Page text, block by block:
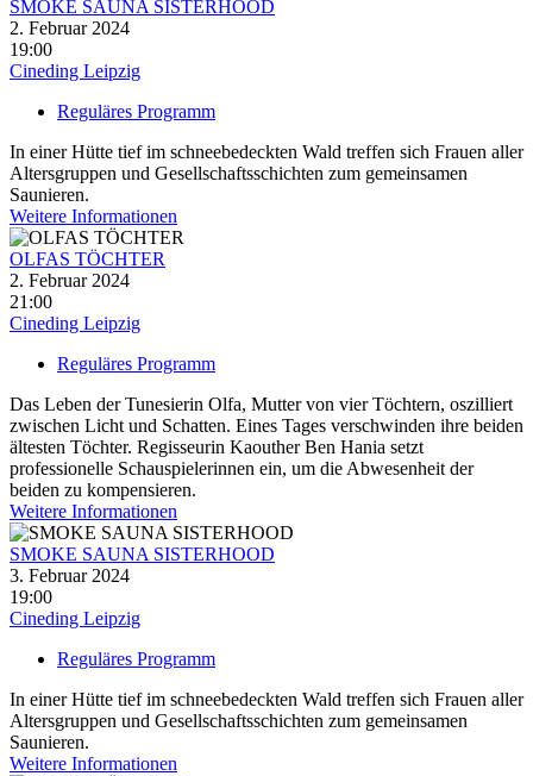
SMOKE SAUNA SISTERHOOD
2. Februar 2024
19:00
Cineding Leipzig
Reguläres Programm
In einer Hütte tief im schneebedeckten Wald treffen sich Frauen aller
Altersgruppen und Gesellschaftsschichten zum gemeinsamen
Saunieren.
Weitere Informationen
OLFAS TÖCHTER
2. Februar 2024
21:00
Cineding Leipzig
Reguläres Programm
Das Leben der Tunesierin Olfa, Mutter von vier Töchtern, oszilliert
zwischen Licht und Schatten. Eines Tages verschwinden ihre beiden
ältesten Töchter. Regisseurin Kaouther Ben Hania setzt
professionelle Schauspielerinnen ein, um die Abwesenheit der
beiden zu kompensieren.
Weitere Informationen
SMOKE SAUNA SISTERHOOD
3. Februar 2024
19:00
Cineding Leipzig
Reguläres Programm
In einer Hütte tief im schneebedeckten Wald treffen sich Frauen aller
Altersgruppen und Gesellschaftsschichten zum gemeinsamen
Saunieren.
Weitere Informationen